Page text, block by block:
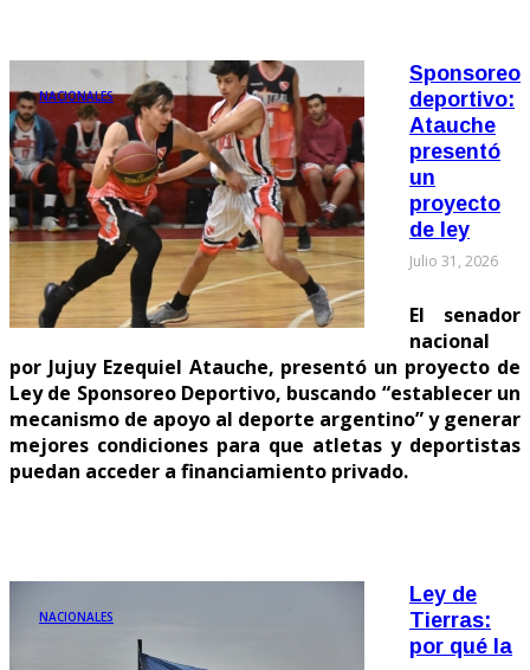
NACIONALES
Sponsoreo
deportivo:
Atauche
presentó
un
proyecto
de ley
Julio 31, 2026
El senador
nacional
por Jujuy Ezequiel Atauche, presentó un proyecto de
Ley de Sponsoreo Deportivo, buscando “establecer un
mecanismo de apoyo al deporte argentino” y generar
mejores condiciones para que atletas y deportistas
puedan acceder a financiamiento privado.
NACIONALES
Ley de
Tierras:
por qué la